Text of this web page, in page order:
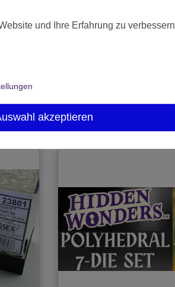
und Ihre Erfahrung zu verbessern.
akzeptieren